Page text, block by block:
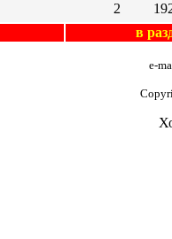
2
в
e-